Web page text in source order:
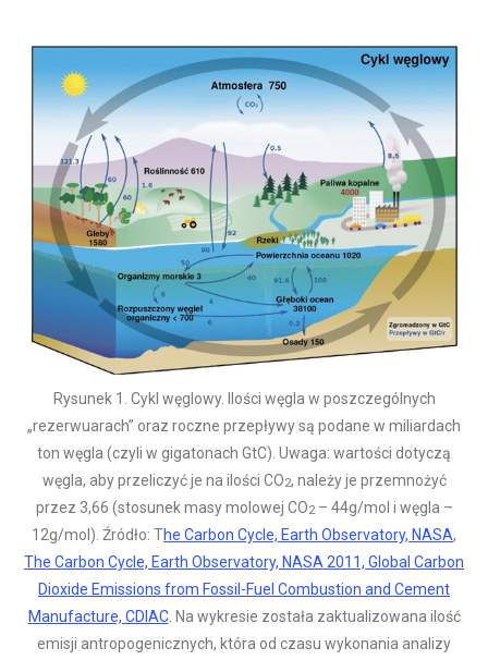
Rysunek 1. Cykl węglowy. Ilości węgla w poszczególnych
„rezerwuarach” oraz roczne przepływy są podane w miliardach
ton węgla (czyli w gigatonach GtC). Uwaga: wartości dotyczą
węgla, aby przeliczyć je na ilości CO2, należy je przemnożyć
przez 3,66 (stosunek masy molowej CO2– 44g/mol i węgla –
12g/mol). Źródło: The Carbon Cycle, Earth Observatory, NASA,
The Carbon Cycle, Earth Observatory, NASA 2011, Global Carbon
Dioxide Emissions from Fossil-Fuel Combustion and Cement
Manufacture, CDIAC. Na wykresie została zaktualizowana ilość
emisji antropogenicznych, która od czasu wykonania analizy